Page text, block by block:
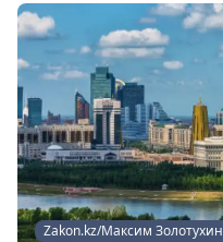
Zakon.kz/Максим Золотухин